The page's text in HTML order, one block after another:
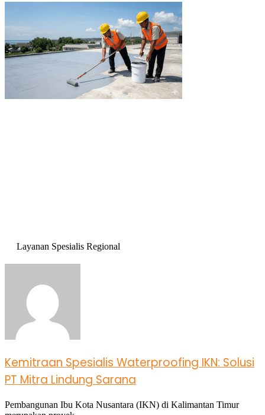
Layanan Spesialis Regional
Kemitraan Spesialis Waterproofing IKN: Solusi
PT Mitra Lindung Sarana
Pembangunan Ibu Kota Nusantara (IKN) di Kalimantan Timur